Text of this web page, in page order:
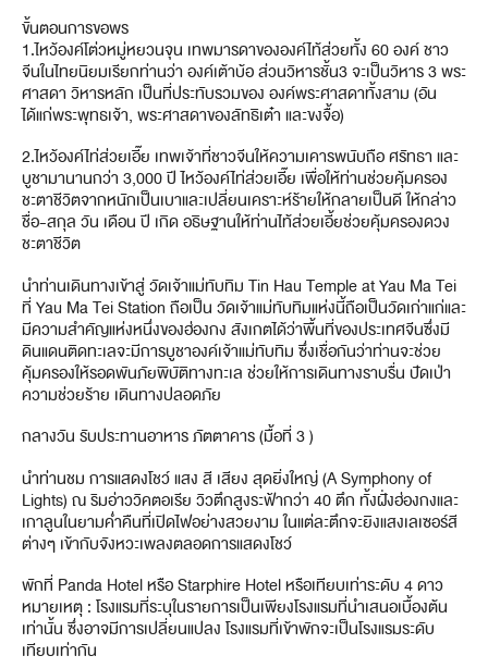
ขั้นตอนการขอพร
1.ไหว้องค์โต่วหมู่หยวนจุน เทพมารดาขององค์ไท้ส่วยทั้ง 60 องค์ ชาว
จีนในไทยนิยมเรียกท่านว่า องค์เต้าบ้อ ส่วนวิหารชั้น3 จะเป็นวิหาร 3 พระ
ศาสดา วิหารหลัก เป็นที่ประทับรวมของ องค์พระศาสดาทั้งสาม (อัน
ได้แก่พระพุทธเจ้า, พระศาสดาของลัทธิเต๋า และขงจื้อ)
2.ไหว้องค์ไท่ส่วยเอี๊ย เทพเจ้าที่ชาวจีนให้ความเคารพนับถือ ศรัทธา และ
บูชามานานกว่า 3,000 ปี ไหว้องค์ไท่ส่วยเอี๊ย เพื่อให้ท่านช่วยคุ้มครอง
ชะตาชีวิตจากหนักเป็นเบาและเปลี่ยนเคราะห์ร้ายให้กลายเป็นดี ให้กล่าว
ชื่อ-สกุล วัน เดือน ปี เกิด อธิษฐานให้ท่านไท้ส่วยเอี้ยช่วยคุ้มครองดวง
ชะตาชีวิต
นำท่านเดินทางเข้าสู่ วัดเจ้าแม่ทับทิม Tin Hau Temple at Yau Ma Tei
ที่ Yau Ma Tei Station ถือเป็น วัดเจ้าแม่ทับทิมแห่งนี้ถือเป็นวัดเก่าแก่และ
มีความสำคัญแห่งหนึ่งของฮ่องกง สังเกตได้ว่าพื้นที่ของประเทศจีนซึ่งมี
ดินแดนติดทะเลจะมีการบูชาองค์เจ้าแม่ทับทิม ซึ่งเชื่อกันว่าท่านจะช่วย
คุ้มครองให้รอดพันภัยพิบัติทางทะเล ช่วยให้การเดินทางราบรื่น ปัดเป่า
ความช่วยร้าย เดินทางปลอดภัย
กลางวัน รับประทานอาหาร ภัตตาคาร (มื้อที่ 3 )
นำท่านชม การแสดงโชว์ แสง สี เสียง สุดยิ่งใหญ่ (A Symphony of
Lights) ณ ริมอ่าววิคตอเรีย วิวตึกสูงระฟ้ากว่า 40 ตึก ทั้งฝั่งฮ่องกงและ
เกาลูนในยามค่ำคืนที่เปิดไฟอย่างสวยงาม ในแต่ละตึกจะยิงแสงเลเซอร์สี
ต่างๆ เข้ากับจังหวะเพลงตลอดการแสดงโชว์
พักที่ Panda Hotel หรือ Starphire Hotel หรือเทียบเท่าระดับ 4 ดาว
หมายเหตุ : โรงแรมที่ระบุในรายการเป็นเพียงโรงแรมที่นำเสนอเบื้องต้น
เท่านั้น ซึ่งอาจมีการเปลี่ยนแปลง โรงแรมที่เข้าพักจะเป็นโรงแรมระดับ
เทียบเท่ากัน